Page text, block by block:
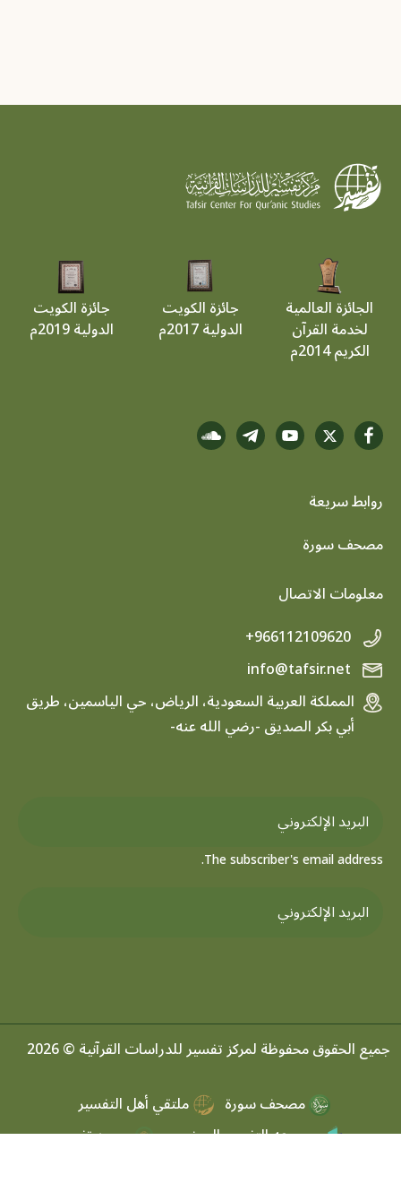
الجائزة العالمية
لخدمة القرآن
الكريم 2014م
جائزة الكويت
الدولية 2017م
جائزة الكويت
الدولية 2019م
روابط سريعة
footer menu
مصحف سورة
معلومات الاتصال
+966112109620
المملكة العربية السعودية، الرياض، حي الياسمين، طريق
أبي بكر الصديق -رضي الله عنه-
The subscriber's email address.
جميع الحقوق محفوظة لمركز تفسير للدراسات القرآنية © 2026
مصحف سورة
ملتقي أهل التفسير
موسوعه التفسير الموضعي
مرصد تفسير